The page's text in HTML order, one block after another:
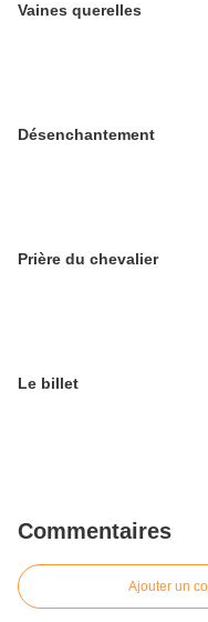
Vaines querelles
Désenchantement
Prière du chevalier
Le billet
Commentaires
Ajouter un